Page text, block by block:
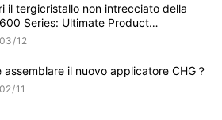
il tergicristallo non intrecciato della
Series: Ultimate Product
03 12
assemblare il nuovo applicatore CHG？
02 11